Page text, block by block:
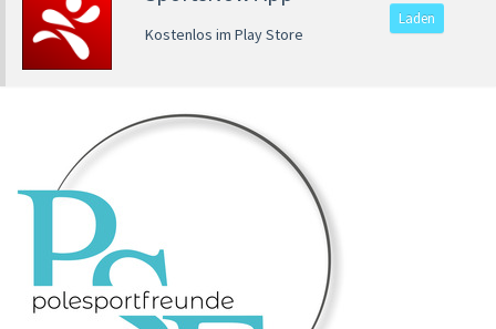
Kostenlos im Play Store
Laden